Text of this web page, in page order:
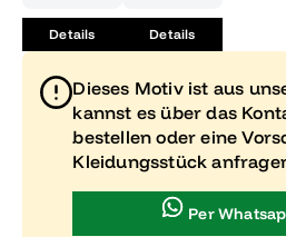
Details Details
Dieses Motiv ist aus
kannst es über das
bestellen oder eine
Kleidungsstück
Per